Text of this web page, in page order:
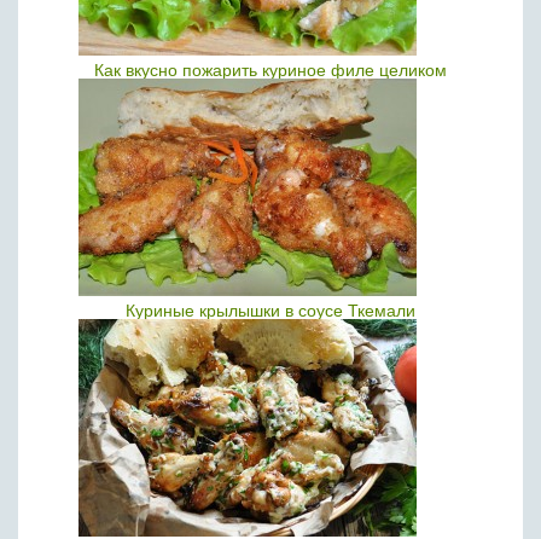
Как вкусно пожарить куриное филе целиком
Куриные крылышки в соусе Ткемали